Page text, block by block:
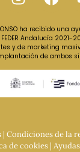
ha recibido una
Andalucía 2021-
y de marketing
de ambos
| Condiciones de la
de cookies |